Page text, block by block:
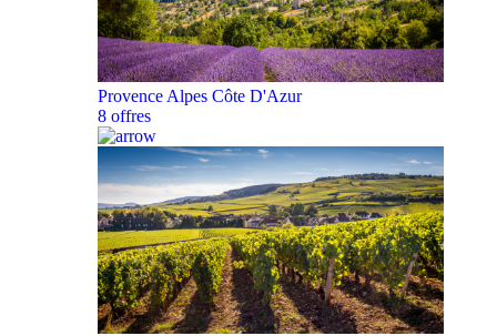
Provence Alpes Côte D'Azur
8 offres